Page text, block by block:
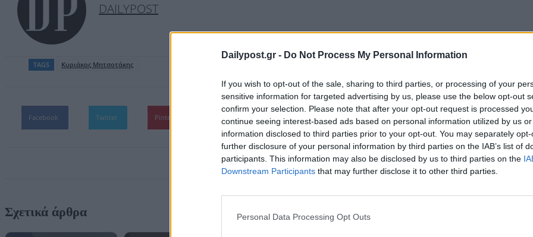
Dailypost.gr - Do Not Process My Personal Information
If you wish to opt-out of the sale, sharing to third parties, or processing of your
sensitive information for targeted advertising by us, please use the below opt-out
confirm your selection. Please note that after your opt-out request is processed
continue seeing interest-based ads based on personal information utilized by us
information disclosed to third parties prior to your opt-out. You may separately
further disclosure of your personal information by third parties on the IAB’s list of
participants. This information may also be disclosed by us to third parties on the
Downstream Participants that may further disclose it to other third parties.
Personal Data Processing Opt Outs
DAILYPOST
TAGS Κυριάκος Mητσοτάκης
Facebook Twitter Pinterest WhatsApp
Σχετικά άρθρα